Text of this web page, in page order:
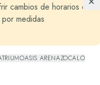
cambios de horarios o
medidas
OASIS ARENAZOCALO